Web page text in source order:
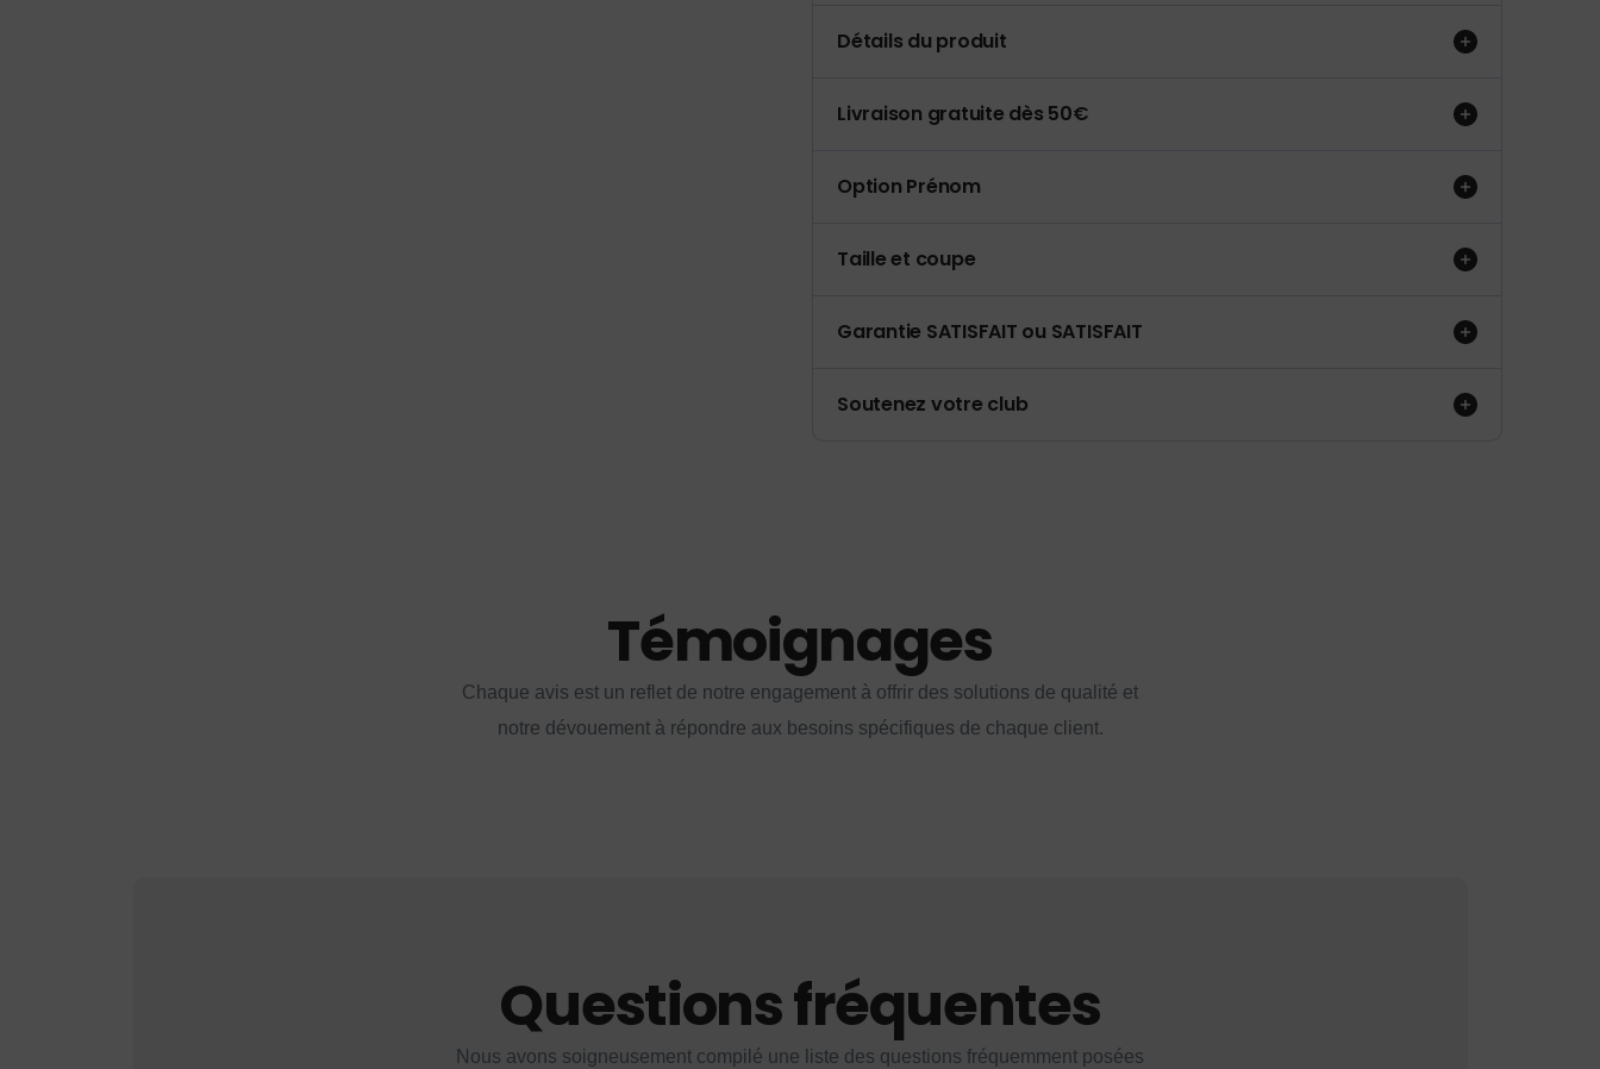
Détails du produit
Livraison gratuite dès 50€
Option Prénom
Taille et coupe
Garantie SATISFAIT ou SATISFAIT
Soutenez votre club
Témoignages
Chaque avis est un reflet de notre engagement à offrir des solutions de qualité et
notre dévouement à répondre aux besoins spécifiques de chaque client.
Questions fréquentes
Nous avons soigneusement compilé une liste des questions fréquemment posées